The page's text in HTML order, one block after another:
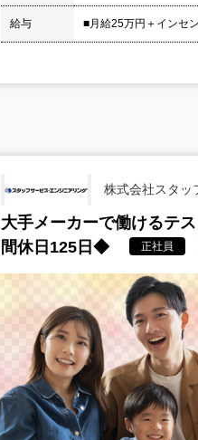
給与 ■月給25万円＋インセ
株式会社スタ
大手メーカーで働けるテ
間休日125日◆
正社員